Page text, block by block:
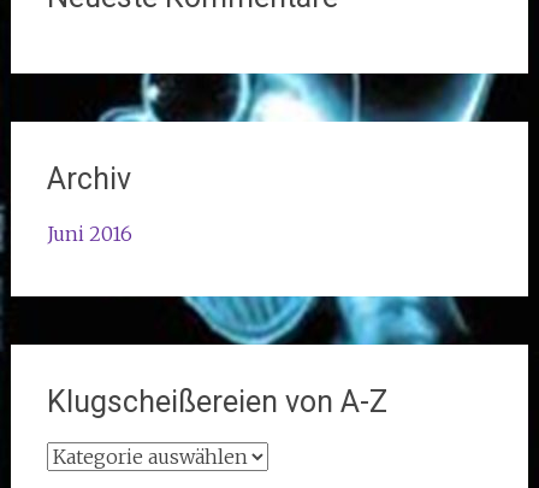
Archiv
Juni 2016
Klugscheißereien von A-Z
Klugscheißereien